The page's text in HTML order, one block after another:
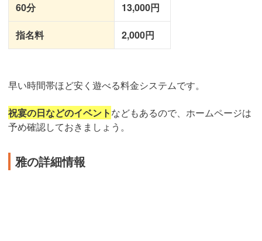
60分 13,000円
指名料 2,000円
早い時間帯ほど安く遊べる料金システムです。
祝宴の日などのイベントなどもあるので、ホームページは
予め確認しておきましょう。
雅の詳細情報